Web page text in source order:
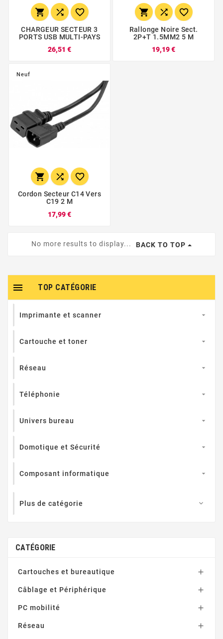
  
CHARGEUR SECTEUR 3
PORTS USB MULTI-PAYS
26,51 €
  
Rallonge Noire Sect.
2P+T 1.5MM2 5 M
19,19 €
Neuf
  
Cordon Secteur C14 Vers
C19 2 M
17,99 €
No more results to display... BACK TO TOP
TOP CATÉGORIE

Imprimante et scanner 
Cartouche et toner 
Réseau 
Téléphonie 
Univers bureau 
Domotique et Sécurité 
Composant informatique 
Plus de catégorie 
CATÉGORIE
Cartouches et bureautique 
Câblage et Périphérique 
PC mobilité 
Réseau 